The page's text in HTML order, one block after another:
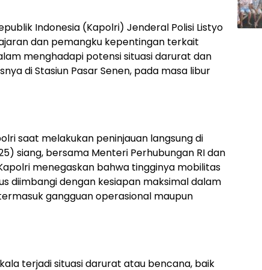
Indonesia (Kapolri) Jenderal Polisi Listyo
dan pemangku kepentingan terkait
menghadapi potensi situasi darurat dan
di Stasiun Pasar Senen, pada masa libur
saat melakukan peninjauan langsung di
siang, bersama Menteri Perhubungan RI dan
menegaskan bahwa tingginya mobilitas
diimbangi dengan kesiapan maksimal dalam
gangguan operasional maupun
terjadi situasi darurat atau bencana, baik